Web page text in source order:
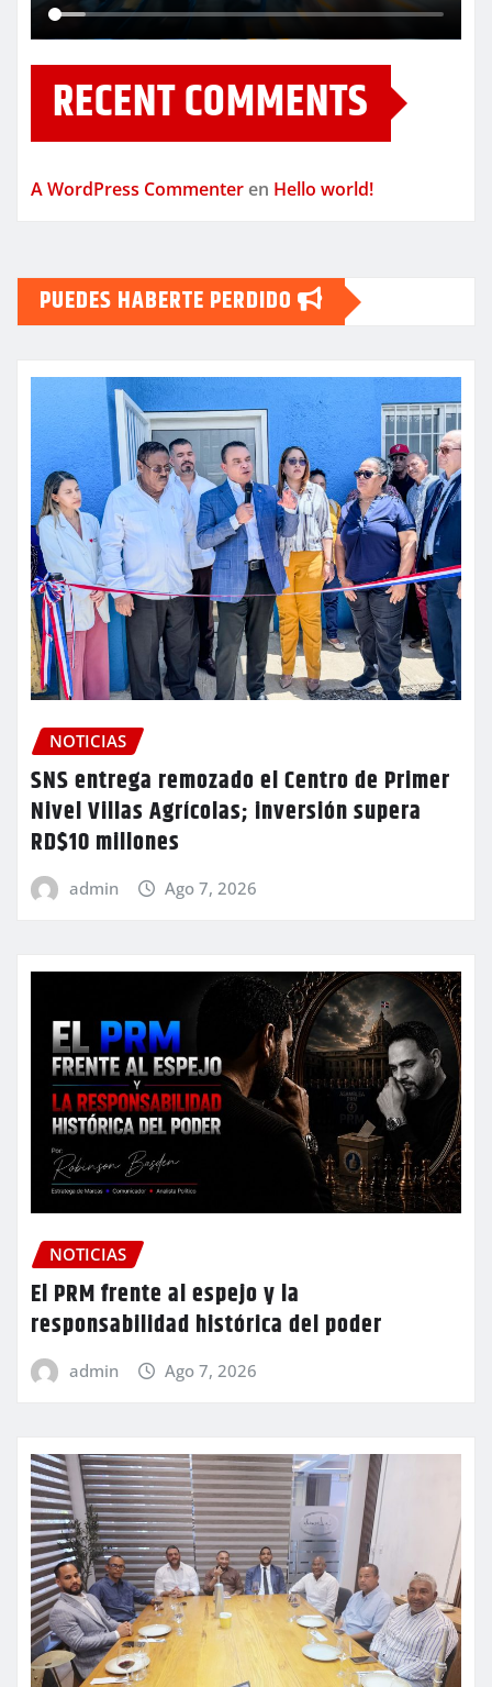
RECENT COMMENTS
A WordPress Commenter en Hello world!
PUEDES HABERTE PERDIDO
NOTICIAS
SNS entrega remozado el Centro de Primer
Nivel Villas Agrícolas; inversión supera
RD$10 millones
admin Ago 7, 2026
NOTICIAS
El PRM frente al espejo y la
responsabilidad histórica del poder
admin Ago 7, 2026